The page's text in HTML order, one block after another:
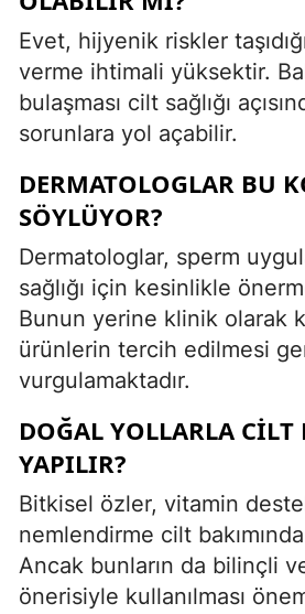
Evet, hijyenik riskler
verme ihtimali yüksektir.
bulaşması cilt sağlığı
sorunlara yol açabilir.
DERMATOLOGLAR BU
SÖYLÜYOR?
Dermatologlar, sperm
sağlığı için kesinlikle
Bunun yerine klinik olarak
ürünlerin tercih edilmesi
vurgulamaktadır.
DOĞAL YOLLARLA
YAPILIR?
Bitkisel özler, vitamin
nemlendirme cilt
Ancak bunların da bilinçli
önerisiyle kullanılması